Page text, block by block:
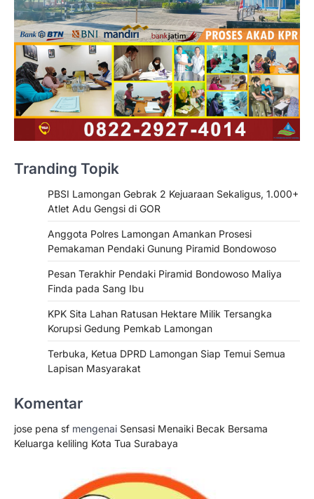
Tranding Topik
PBSI Lamongan Gebrak 2 Kejuaraan Sekaligus, 1.000+
Atlet Adu Gengsi di GOR
Anggota Polres Lamongan Amankan Prosesi
Pemakaman Pendaki Gunung Piramid Bondowoso
Pesan Terakhir Pendaki Piramid Bondowoso Maliya
Finda pada Sang Ibu
KPK Sita Lahan Ratusan Hektare Milik Tersangka
Korupsi Gedung Pemkab Lamongan
Terbuka, Ketua DPRD Lamongan Siap Temui Semua
Lapisan Masyarakat
Komentar
jose pena sf mengenai Sensasi Menaiki Becak Bersama
Keluarga keliling Kota Tua Surabaya